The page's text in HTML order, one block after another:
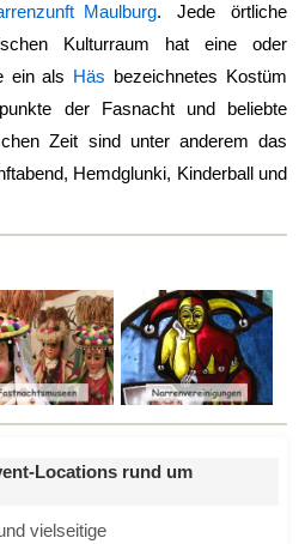
Maulburg. Jede örtliche
Kulturraum hat eine oder
ein als Häs bezeichnetes Kostüm
der Fasnacht und beliebte
Zeit sind unter anderem das
Hemdglunki, Kinderball und
Locations rund um
vielseitige